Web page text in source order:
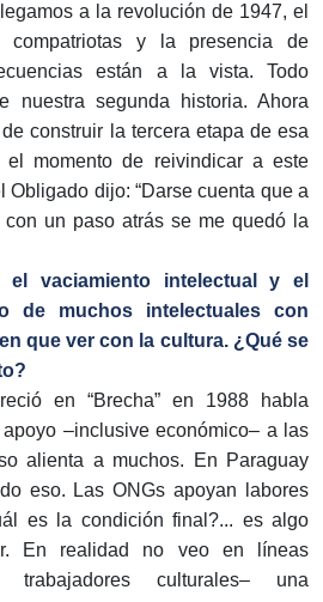
a la revolución de 1947, el
y la presencia de
están a la vista. Todo
nuestra segunda historia. Ahora
construir la tercera etapa de esa
el momento de reivindicar a este
Obligado dijo: “Darse cuenta que a
un paso atrás se me quedó la
el vaciamiento intelectual y el
de muchos intelectuales con
que ver con la cultura. ¿Qué se
en “Brecha” en 1988 habla
–inclusive económico– a las
alienta a muchos. En Paraguay
eso. Las ONGs apoyan labores
es la condición final?... es algo
En realidad no veo en líneas
culturales– una